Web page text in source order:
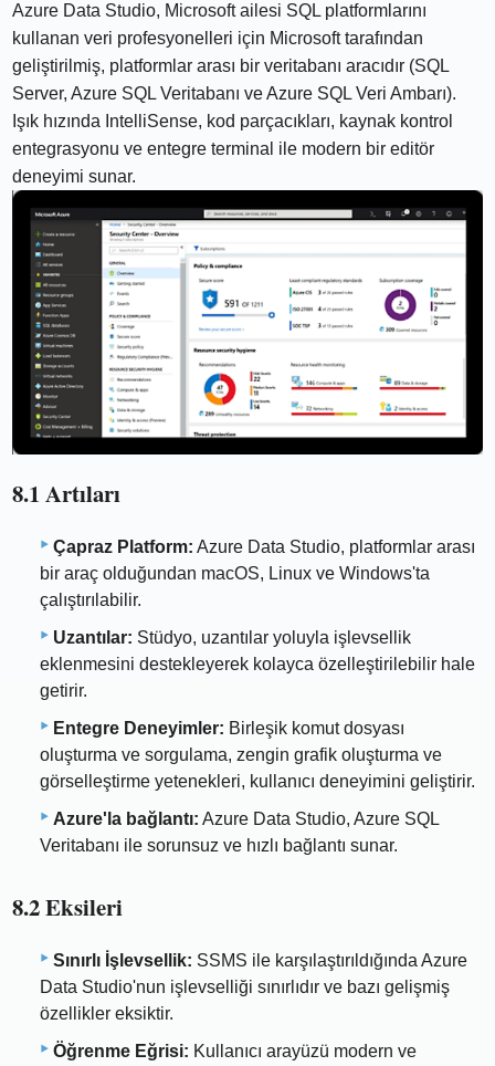
Azure Data Studio, Microsoft ailesi SQL platformlarını
kullanan veri profesyonelleri için Microsoft tarafından
geliştirilmiş, platformlar arası bir veritabanı aracıdır (SQL
Server, Azure SQL Veritabanı ve Azure SQL Veri Ambarı).
Işık hızında IntelliSense, kod parçacıkları, kaynak kontrol
entegrasyonu ve entegre terminal ile modern bir editör
deneyimi sunar.
8.1 Artıları
Çapraz Platform: Azure Data Studio, platformlar arası
bir araç olduğundan macOS, Linux ve Windows'ta
çalıştırılabilir.
Uzantılar: Stüdyo, uzantılar yoluyla işlevsellik
eklenmesini destekleyerek kolayca özelleştirilebilir hale
getirir.
Entegre Deneyimler: Birleşik komut dosyası
oluşturma ve sorgulama, zengin grafik oluşturma ve
görselleştirme yetenekleri, kullanıcı deneyimini geliştirir.
Azure'la bağlantı: Azure Data Studio, Azure SQL
Veritabanı ile sorunsuz ve hızlı bağlantı sunar.
8.2 Eksileri
Sınırlı İşlevsellik: SSMS ile karşılaştırıldığında Azure
Data Studio'nun işlevselliği sınırlıdır ve bazı gelişmiş
özellikler eksiktir.
Öğrenme Eğrisi: Kullanıcı arayüzü modern ve